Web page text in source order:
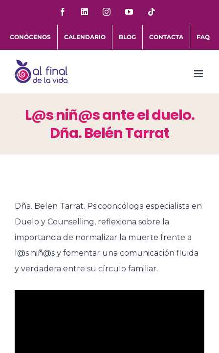
contenido
FacebookLinkedInInstagramYouTube
CONÓCENOS CALENDARIO BLOG CONTACTA FAQ
L@s niñ@s ante el duelo.
Dña. Belén Tarrat
Dña. Belen Tarrat. Psicooncóloga especialista en
Duelo y Counselling, reflexiona sobre la
importancia de normalizar la muerte frente a
l@s niñ@s y fomentar una comunicación fluida
y verdadera entre su círculo familiar.